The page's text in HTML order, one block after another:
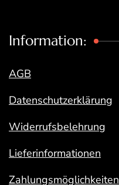
Information:
AGB
Datenschutzerklärung
Widerrufsbelehrung
Lieferinformationen
Zahlungsmöglichkeiten